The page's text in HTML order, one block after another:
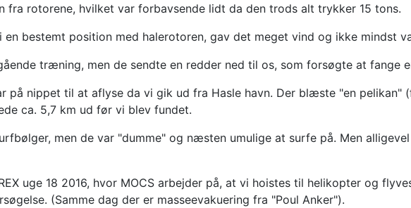
fra rotorene, hvilket var forbavsende lidt da den trods alt trykker 15 tons.
bestemt position med halerotoren, gav det meget vind og ikke mindst
træning, men de sendte en redder ned til os, som forsøgte at fange
på nippet til at aflyse da vi gik ud fra Hasle havn. Der blæste "en
ca. 5,7 km ud før vi blev fundet.
men de var "dumme" og næsten umulige at surfe på. Men
uge 18 2016, hvor MOCS arbejder på, at vi hoistes til helikopter og
(Samme dag der er masseevakuering fra "Poul Anker").